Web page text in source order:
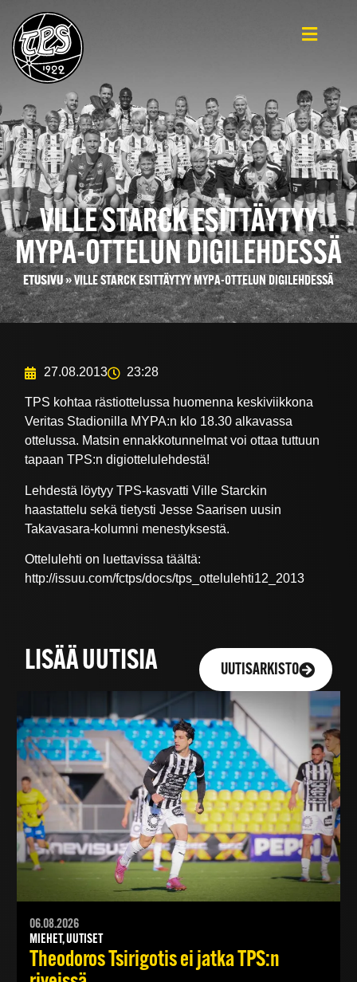
VILLE STARCK ESITTÄYTYY
MYPA-OTTELUN DIGILEHDESSÄ
ETUSIVU»VILLE STARCK ESITTÄYTYY MYPA-OTTELUN DIGILEHDESSÄ
27.08.2013 23:28
TPS kohtaa rästiottelussa huomenna keskiviikkona
Veritas Stadionilla MYPA:n klo 18.30 alkavassa
ottelussa. Matsin ennakkotunnelmat voi ottaa tuttuun
tapaan TPS:n digiottelulehdestä!
Lehdestä löytyy TPS-kasvatti Ville Starckin
haastattelu sekä tietysti Jesse Saarisen uusin
Takavasara-kolumni menestyksestä.
Ottelulehti on luettavissa täältä:
http://issuu.com/fctps/docs/tps_ottelulehti12_2013
LISÄÄ UUTISIA UUTISARKISTO
06.08.2026
MIEHET, UUTISET
Theodoros Tsirigotis ei jatka TPS:n